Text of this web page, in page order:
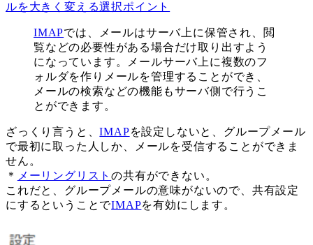
ルを大きく変える選択ポイント
IMAPでは、メールはサーバ上に保管され、閲
覧などの必要性がある場合だけ取り出すよう
になっています。メールサーバ上に複数のフ
ォルダを作りメールを管理することができ、
メールの検索などの機能もサーバ側で行うこ
とができます。
ざっくり言うと、IMAPを設定しないと、グループメール
で最初に取った人しか、メールを受信することができま
せん。
＊ メーリングリストの共有ができない。
これだと、グループメールの意味がないので、共有設定
にするということでIMAPを有効にします。